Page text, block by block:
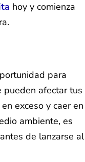
hoy y comienza
para
pueden afectar tus
exceso y caer en
ambiente, es
de lanzarse al